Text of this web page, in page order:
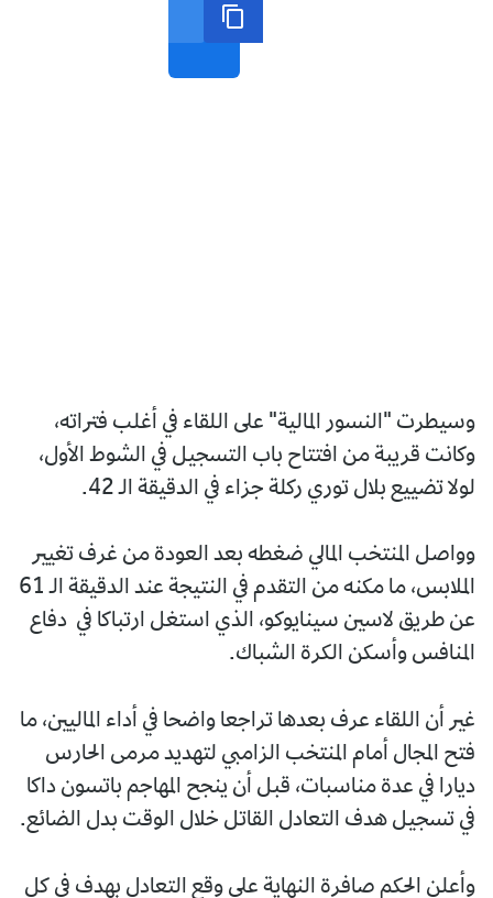
وسيطرت "النسور المالية" على اللقاء في أغلب فتراته،
وكانت قريبة من افتتاح باب التسجيل في الشوط الأول،
لولا تضييع بلال توري ركلة جزاء في الدقيقة الـ 42.
وواصل المنتخب المالي ضغطه بعد العودة من غرف تغيير
الملابس، ما مكنه من التقدم في النتيجة عند الدقيقة الـ 61
عن طريق لاسين سينايوكو، الذي استغل ارتباكا في دفاع
المنافس وأسكن الكرة الشباك.
غير أن اللقاء عرف بعدها تراجعا واضحا في أداء الماليين، ما
فتح المجال أمام المنتخب الزامبي لتهديد مرمى الحارس
ديارا في عدة مناسبات، قبل أن ينجح المهاجم باتسون داكا
في تسجيل هدف التعادل القاتل خلال الوقت بدل الضائع.
وأعلن الحكم صافرة النهاية على وقع التعادل بهدف في كل